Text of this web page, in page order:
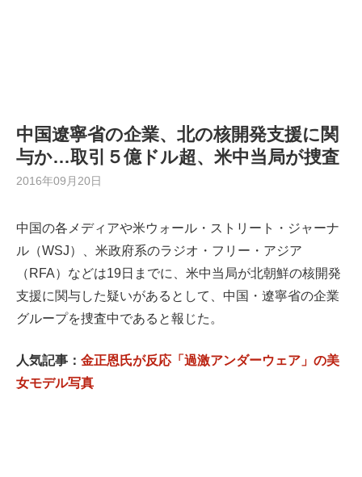
中国遼寧省の企業、北の核開発支援に関
与か…取引５億ドル超、米中当局が捜査
2016年09月20日
中国の各メディアや米ウォール・ストリート・ジャーナ
ル（WSJ）、米政府系のラジオ・フリー・アジア
（RFA）などは19日までに、米中当局が北朝鮮の核開発
支援に関与した疑いがあるとして、中国・遼寧省の企業
グループを捜査中であると報じた。
人気記事： 金正恩氏が反応「過激アンダーウェア」の美
女モデル写真